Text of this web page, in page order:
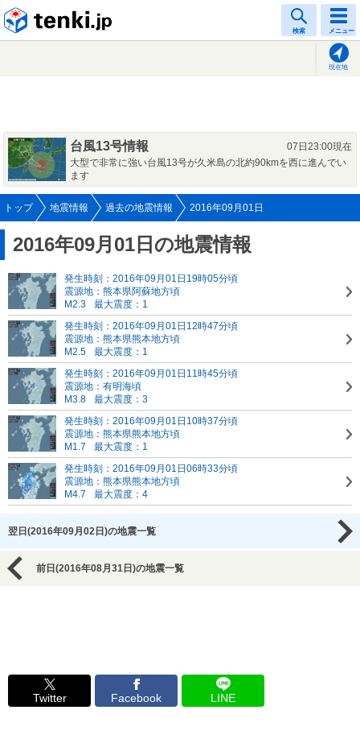
検索 メニュー
現在地
台風13号情報
07日23:00現在
大型で非常に強い台風13号が久米島の北約90kmを西に進んでい
ます
トップ 地震情報 過去の地震情報 2016年09月01日
2016年09月01日の地震情報
発生時刻：2016年09月01日19時05分頃
震源地：熊本県阿蘇地方頃
M2.3
最大震度：1
発生時刻：2016年09月01日12時47分頃
震源地：熊本県熊本地方頃
M2.5
最大震度：1
発生時刻：2016年09月01日11時45分頃
震源地：有明海頃
M3.8
最大震度：3
発生時刻：2016年09月01日10時37分頃
震源地：熊本県熊本地方頃
M1.7
最大震度：1
発生時刻：2016年09月01日06時33分頃
震源地：熊本県熊本地方頃
M4.7
最大震度：4
翌日(2016年09月02日)の地震一覧
前日(2016年08月31日)の地震一覧
Twitter Facebook LINE